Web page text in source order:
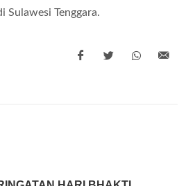
Sulawesi Tenggara.